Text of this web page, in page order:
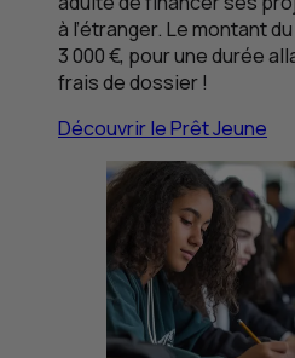
à l’étranger. Le montant
3 000 €, pour une durée
frais de dossier !
Découvrir le Prêt Jeune